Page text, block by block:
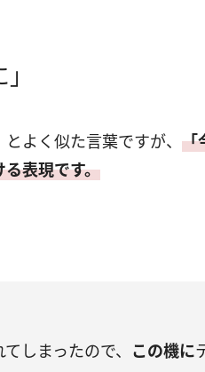
とよく似た言葉ですが、 「
表現です。
しまったので、 この機に